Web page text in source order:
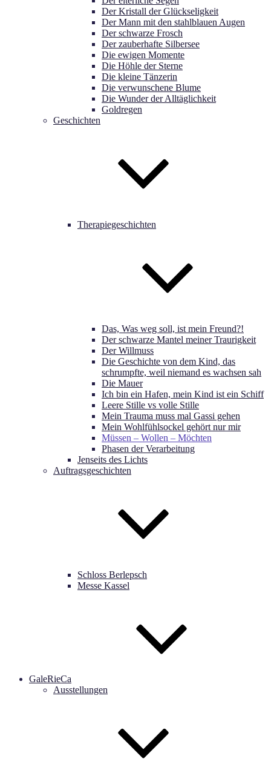
Der Kristall der Glückseligkeit
Der Mann mit den stahlblauen Augen
Der schwarze Frosch
Der zauberhafte Silbersee
Die ewigen Momente
Die Höhle der Sterne
Die kleine Tänzerin
Die verwunschene Blume
Die Wunder der Alltäglichkeit
Goldregen
Geschichten
Therapiegeschichten
Das, Was weg soll, ist mein Freund?!
Der schwarze Mantel meiner Traurigkeit
Der Willmuss
Die Geschichte von dem Kind, das
schrumpfte, weil niemand es wachsen sah
Die Mauer
Ich bin ein Hafen, mein Kind ist ein Schiff
Leere Stille vs volle Stille
Mein Trauma muss mal Gassi gehen
Mein Wohlfühlsockel gehört nur mir
Müssen – Wollen – Möchten
Phasen der Verarbeitung
Jenseits des Lichts
Auftragsgeschichten
Schloss Berlepsch
Messe Kassel
GaleRieCa
Ausstellungen